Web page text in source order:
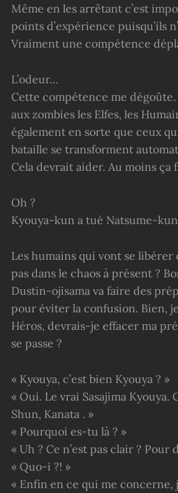
Même en les arrêtant c’est
points d’expérience puisqu’ils
Vraiment une compétence
L’odeur…
Cette compétence me
aux zombies les Elfes, les
également en sorte que ceux
bataille se transforment
Cela devrait aider. Au moins ça
Oh ?
Kyouya-kun a tué Natsume-
Les humains qui vont se libérer
pas dans le chaos à présent ?
Dustin-ojisama va faire des
pour éviter la confusion. Bien,
Héros, devrais-je effacer ma
se passe ?
« Kyouya, c’est bien Kyouya ? »
« Oui. Le vrai Sasajima Kyouya.
Shun, Kanata . »
« Pourquoi es-tu là ? »
« Uh ? Ce n’est pas clair ? Pour
« Quo-i ?! »
« Enfin en ce qui me concerne,